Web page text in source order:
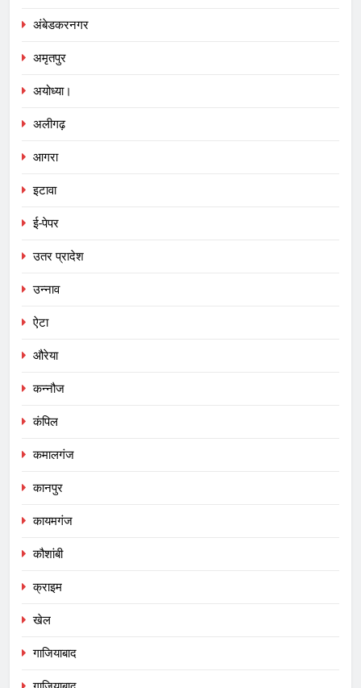
अंबेडकरनगर
अमृतपुर
अयोध्या।
अलीगढ़
आगरा
इटावा
ई-पेपर
उतर प्रादेश
उन्नाव
ऐटा
औरेया
कन्नौज
कंपिल
कमालगंज
कानपुर
कायमगंज
कौशांबी
क्राइम
खेल
गाजियाबाद